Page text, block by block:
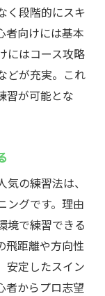
く段階的にスキ
者向けには基本
にはコース攻略
どが充実。これ
習が可能とな
の練習法は、
ングです。理由
境で練習できる
飛距離や方向性
安定したスイン
者からプロ志望